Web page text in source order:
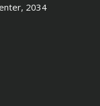
2034